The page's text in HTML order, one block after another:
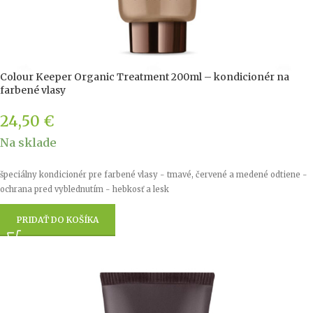
Colour Keeper Organic Treatment 200ml – kondicionér na
farbené vlasy
24,50 €
Na sklade
špeciálny kondicionér pre farbené vlasy - tmavé, červené a medené odtiene -
ochrana pred vyblednutím - hebkosť a lesk
PRIDAŤ DO KOŠÍKA